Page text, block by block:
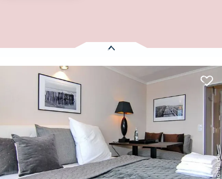
Es wurden1 Treffer gefunden:
Haus am Meer, Whg. 118, Landseite
Westerland auf Sylt
© holidu.de